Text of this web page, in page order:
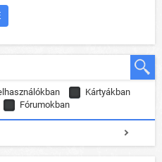
Kártyákban
Fórumokban